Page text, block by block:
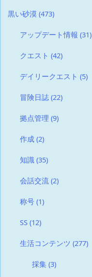
黒い砂漠 (473)
アップデート情報 (31)
クエスト (42)
デイリークエスト (5)
冒険日誌 (22)
拠点管理 (9)
作成 (2)
知識 (35)
会話交流 (2)
称号 (1)
SS (12)
生活コンテンツ (277)
採集 (3)